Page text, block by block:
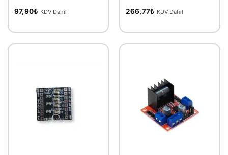
4.5V-35V ayarlanabilir hız
regülatörü kontrol
97,90₺ KDV Dahil 266,77₺ KDV Dahil